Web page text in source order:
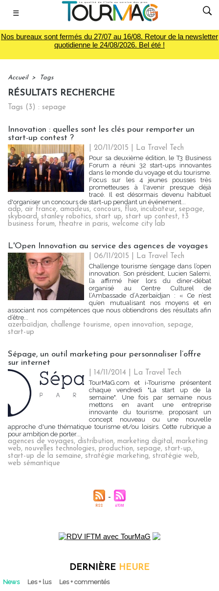
☰
Nos bureaux sont fermés du 27/07 au 16/08. Retour de la newsletter
quotidienne le 24/08/2026. Bel été !
Accueil > Tags
RÉSULTATS RECHERCHE
Tags (3) : sepage
Innovation : quelles sont les clés pour remporter un
start-up contest ?
| 20/11/2015
La Travel Tech
Pour sa deuxième édition, le T3 Business
Forum a réuni 32 start-ups innovantes
dans le monde du voyage et du tourisme.
Focus sur les 4 jeunes pousses très
prometteuses à l'avenir presque déjà
tracé. Il est désormais devenu habituel
d'organiser un concours de start-up pendant un événement...
adp, air france, amadeus, concours, fluo, incubateur, sepage,
skyboard, stanley robotics, start up, start up contest, t3
business forum, theatre in paris, welcome city lab
L'Open Innovation au service des agences de voyages
| 06/11/2015
La Travel Tech
Challenge tourisme s’engage dans l’open
innovation. Son président, Lucien Salemi,
l’a affirmé hier lors du diner-débat
organisé au Centre Culturel de
l’Ambassade d’Azerbaïdjan : « Ce n’est
qu’en mutualisant nos moyens et en
associant nos compétences que nous obtiendrons des résultats afin
d’être...
azerbaïdjan, challenge tourisme, open innovation, sepage,
start-up
Sépage, un outil marketing pour personnaliser l’offre
sur internet
| 14/11/2014
La Travel Tech
TourMaG.com et i-Tourisme présentent
chaque vendredi "La start up de la
semaine". Une fois par semaine nous
mettons en avant une entreprise
innovante du tourisme, proposant un
concept nouveau ou une nouvelle
approche d'une thématique tourisme et/ou loisirs. Cette rubrique a
pour ambition de porter...
agences de voyages, distribution, marketing digital, marketing
web, nouvelles technologies, production, sepage, start-up,
start-up de la semaine, stratégie marketing, stratégie web,
web sémantique
DERNIÈRE HEURE
News Les + lus Les + commentés